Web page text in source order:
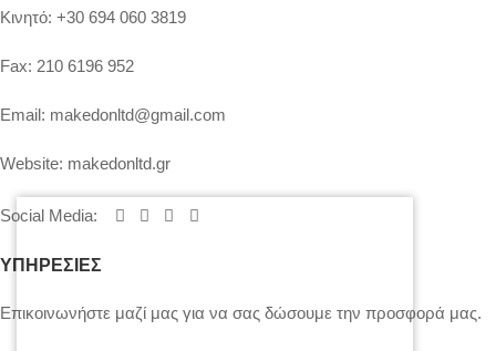
Κινητό: +30 694 060 3819
Fax: 210 6196 952
Email: makedonltd@gmail.com
Website: makedonltd.gr
Social Media:
ΥΠΗΡΕΣΙΕΣ
Επικοινωνήστε μαζί μας για να σας δώσουμε την προσφορά μας.